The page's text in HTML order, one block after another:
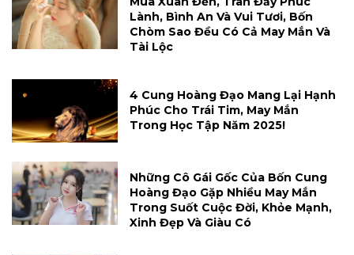
Lành, Bình An Và Vui Tươi, Bốn
Chòm Sao Đều Có Cả May Mắn Và
Tài Lộc
4 Cung Hoàng Đạo Mang Lại Hạnh
Phúc Cho Trái Tim, May Mắn
Trong Học Tập Năm 2025!
Những Cô Gái Gốc Của Bốn Cung
Hoàng Đạo Gặp Nhiều May Mắn
Trong Suốt Cuộc Đời, Khỏe Mạnh,
Xinh Đẹp Và Giàu Có